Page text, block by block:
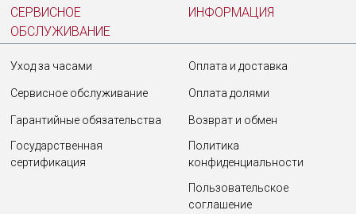
СЕРВИСНОЕ
ОБСЛУЖИВАНИЕ
ИНФОРМАЦИЯ
Уход за часами
Сервисное обслуживание
Гарантийные обязательства
Государственная
сертификация
Оплата и доставка
Оплата долями
Возврат и обмен
Политика
конфиденциальности
Пользовательское
соглашение